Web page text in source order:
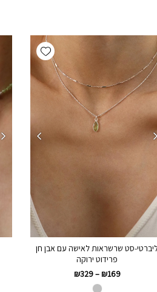
Add wishlist
סט שרשראות לאישה עם אבן חן
פרידוט ירוקה
₪169
–
₪329